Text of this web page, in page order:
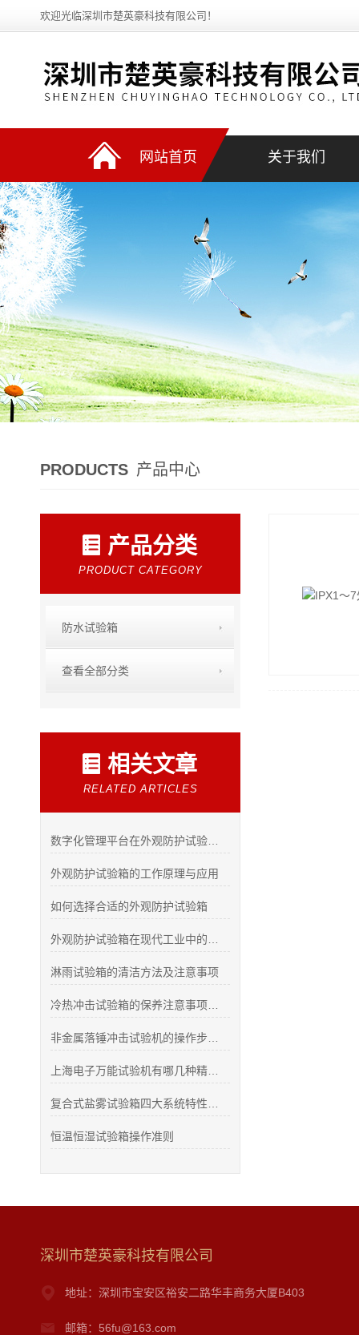
欢迎光临深圳市楚英豪科技有限公司！
网站首页 关于我们
PRODUCTS 产品中心
产品分类
PRODUCT CATEGORY
防水试验箱
查看全部分类
相关文章
RELATED ARTICLES
外观防护试验箱的工作原理与应用
如何选择合适的外观防护试验箱
淋雨试验箱的清洁方法及注意事项
恒温恒湿试验箱操作准则
深圳市楚英豪科技有限公司
地址：深圳市宝安区裕安二路华丰商务大厦B403
邮箱：56fu@163.com